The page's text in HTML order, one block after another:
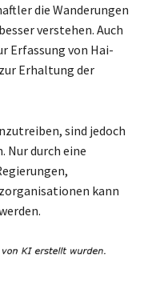
die Wanderungen
verstehen. Auch
Erfassung von Hai-
Erhaltung der
sind jedoch
Nur durch eine
kann